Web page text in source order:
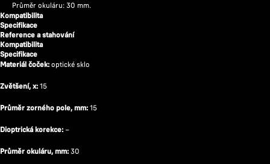
Průměr okuláru: 30 mm.
Kompatibilita
Specifikace
Reference a stahování
Kompatibilita
Specifikace
Materiál čoček: optické sklo
Zvětšení, x: 15
Průměr zorného pole, mm: 15
Dioptrická korekce: −
Průměr okuláru, mm: 30